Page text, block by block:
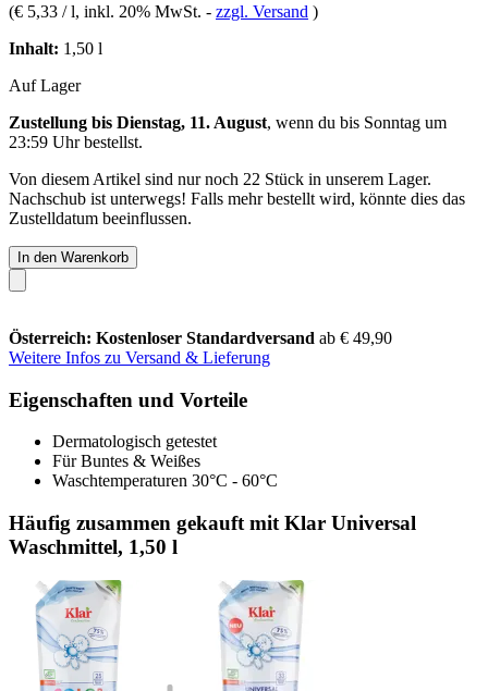
(€ 5,33 / l, inkl. 20% MwSt. - zzgl. Versand )
Inhalt: 1,50 l
Auf Lager
Zustellung bis Dienstag, 11. August, wenn du bis Sonntag um
23:59 Uhrbestellst.
Von diesem Artikel sind nur noch 22 Stück in unserem Lager.
Nachschub ist unterwegs! Falls mehr bestellt wird, könnte dies das
Zustelldatum beeinflussen.
In den Warenkorb
Österreich: Kostenloser Standardversand ab € 49,90
Weitere Infos zu Versand & Lieferung
Eigenschaften und Vorteile
Dermatologisch getestet
Für Buntes & Weißes
Waschtemperaturen 30°C - 60°C
Häufig zusammen gekauft mit Klar Universal
Waschmittel, 1,50 l